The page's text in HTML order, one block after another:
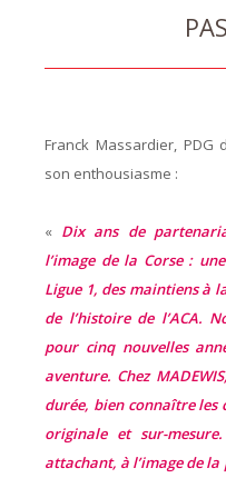
Franck Massardier, PDG
son enthousiasme :
« Dix ans de
l’image de la Corse :
Ligue 1, des maintiens à
de l’histoire de l’ACA.
pour cinq nouvelles
aventure. Chez
durée, bien connaître
originale et sur-
attachant, à l’image de